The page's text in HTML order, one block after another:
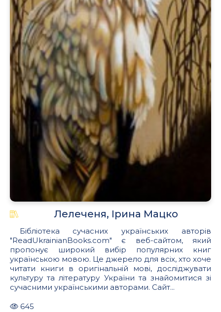
Лелеченя, Ірина Мацко
Бібліотека сучасних українських авторів
"ReadUkrainianBooks.com" є веб-сайтом, який
пропонує широкий вибір популярних книг
українською мовою. Це джерело для всіх, хто хоче
читати книги в оригінальній мові, досліджувати
культуру та літературу України та знайомитися зі
сучасними українськими авторами. Сайт...
645